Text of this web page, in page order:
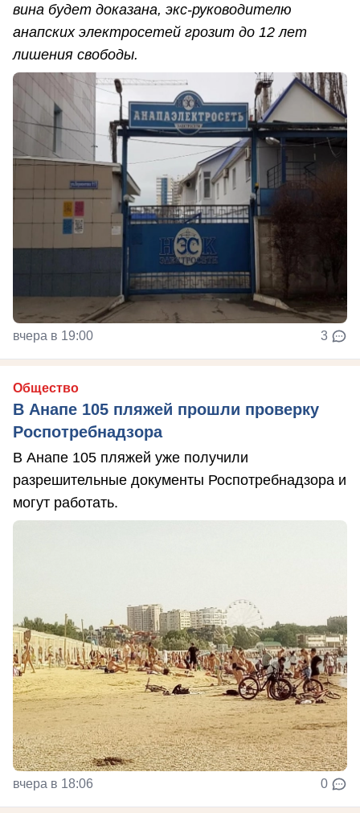
вина будет доказана, экс-руководителю
анапских электросетей грозит до 12 лет
лишения свободы.
вчера в 19:00 3
Общество
В Анапе 105 пляжей прошли проверку
Роспотребнадзора
В Анапе 105 пляжей уже получили
разрешительные документы Роспотребнадзора и
могут работать.
вчера в 18:06 0